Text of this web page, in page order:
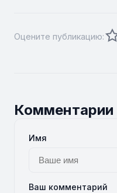
Оцените публикацию:
Комментарии
Имя
Ваш комментарий